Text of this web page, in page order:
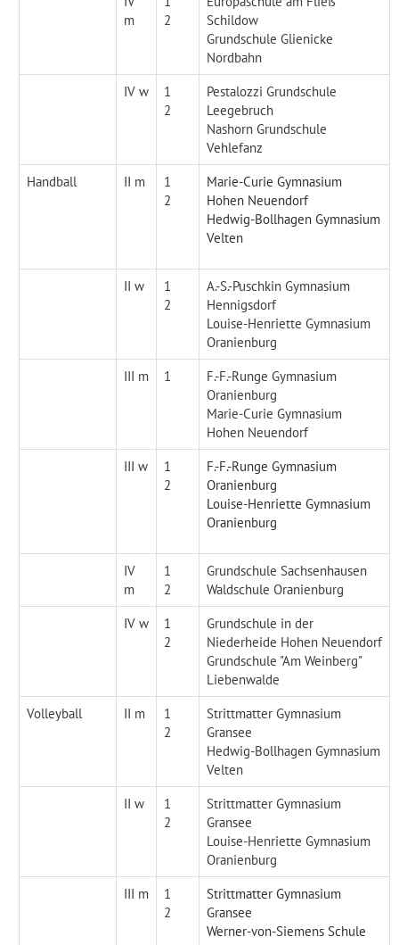
m
2
Schildow
Grundschule Glienicke
Nordbahn
IV w
1
2
Pestalozzi Grundschule
Leegebruch
Nashorn Grundschule
Vehlefanz
Handball
II m
1
2
Marie-Curie Gymnasium
Hohen Neuendorf
Hedwig-Bollhagen Gymnasium
Velten
II w
1
2
A.-S.-Puschkin Gymnasium
Hennigsdorf
Louise-Henriette Gymnasium
Oranienburg
III m
1
F.-F.-Runge Gymnasium
Oranienburg
Marie-Curie Gymnasium
Hohen Neuendorf
III w
1
2
F.-F.-Runge Gymnasium
Oranienburg
Louise-Henriette Gymnasium
Oranienburg
IV
m
1
2
Grundschule Sachsenhausen
Waldschule Oranienburg
IV w
1
2
Grundschule in der
Niederheide Hohen Neuendorf
Grundschule "Am Weinberg"
Liebenwalde
Volleyball
II m
1
2
Strittmatter Gymnasium
Gransee
Hedwig-Bollhagen Gymnasium
Velten
II w
1
2
Strittmatter Gymnasium
Gransee
Louise-Henriette Gymnasium
Oranienburg
III m
1
2
Strittmatter Gymnasium
Gransee
Werner-von-Siemens Schule